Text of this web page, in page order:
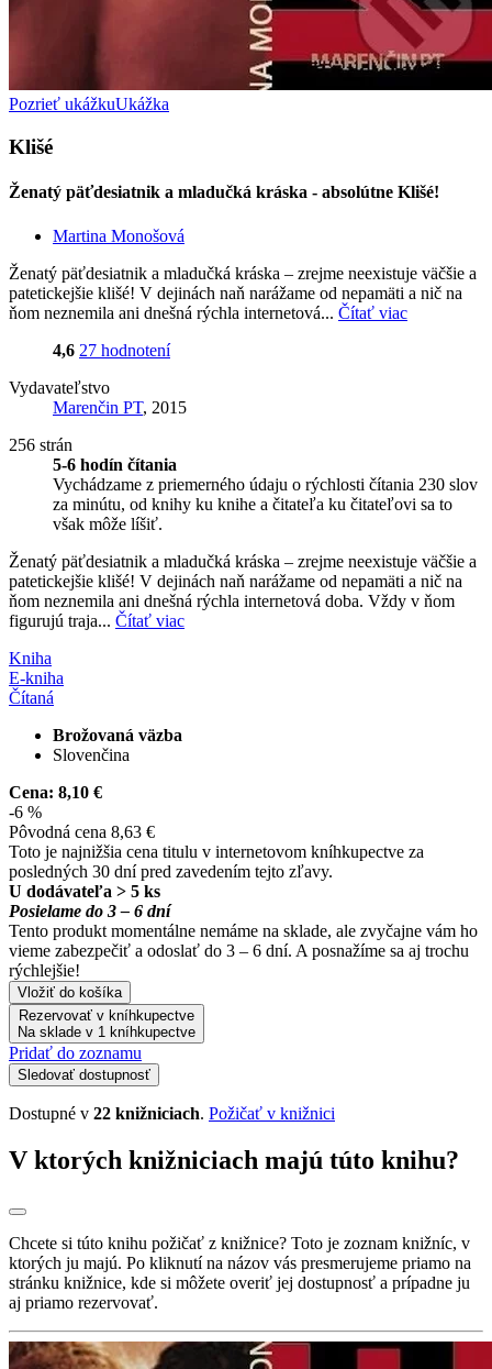
Pozrieť ukážkuUkážka
Klišé
Ženatý päťdesiatnik a mladučká kráska - absolútne Klišé!
Martina Monošová
Ženatý päťdesiatnik a mladučká kráska – zrejme neexistuje väčšie a
patetickejšie klišé! V dejinách naň narážame od nepamäti a nič na
ňom neznemila ani dnešná rýchla internetová... Čítať viac
4,6 27 hodnotení
Vydavateľstvo
Marenčin PT, 2015
256 strán
5-6 hodín čítania
Vychádzame z priemerného údaju o rýchlosti čítania 230 slov
za minútu, od knihy ku knihe a čitateľa ku čitateľovi sa to
však môže líšiť.
Ženatý päťdesiatnik a mladučká kráska – zrejme neexistuje väčšie a
patetickejšie klišé! V dejinách naň narážame od nepamäti a nič na
ňom neznemila ani dnešná rýchla internetová doba. Vždy v ňom
figurujú traja... Čítať viac
Kniha
E-kniha
Čítaná
Brožovaná väzba
Slovenčina
Cena: 8,10 €
-6 %
Pôvodná cena 8,63 €
Toto je najnižšia cena titulu v internetovom kníhkupectve za
posledných 30 dní pred zavedením tejto zľavy.
U dodávateľa > 5 ks
Posielame do 3 – 6 dní
Tento produkt momentálne nemáme na sklade, ale zvyčajne vám ho
vieme zabezpečiť a odoslať do 3 – 6 dní. A posnažíme sa aj trochu
rýchlejšie!
Vložiť do košíka
Rezervovať v kníhkupectve
Na sklade v 1 kníhkupectve
Pridať do zoznamu
Sledovať dostupnosť
Dostupné v 22 knižniciach. Požičať v knižnici
V ktorých knižniciach majú túto knihu?
Chcete si túto knihu požičať z knižnice? Toto je zoznam knižníc, v
ktorých ju majú. Po kliknutí na názov vás presmerujeme priamo na
stránku knižnice, kde si môžete overiť jej dostupnosť a prípadne ju
aj priamo rezervovať.